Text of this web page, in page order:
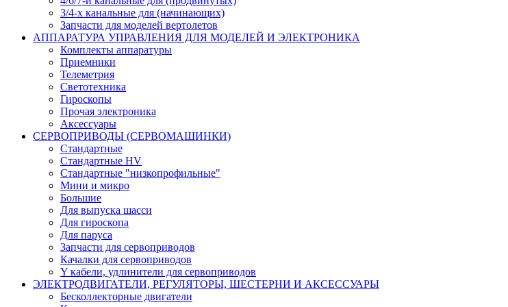
3/4-х канальные для (начинающих)
Запчасти для моделей вертолетов
АППАРАТУРА УПРАВЛЕНИЯ ДЛЯ МОДЕЛЕЙ И ЭЛЕКТРОНИКА
Комплекты аппаратуры
Приемники
Телеметрия
Светотехника
Гироскопы
Прочая электроника
Аксессуары
СЕРВОПРИВОДЫ (СЕРВОМАШИНКИ)
Стандартные
Стандартные HV
Стандартные "низкопрофильные"
Мини и микро
Большие
Для выпуска шасси
Для гироскопа
Для паруса
Запчасти для сервоприводов
Качалки для сервоприводов
Y кабели, удлинители для сервоприводов
ЭЛЕКТРОДВИГАТЕЛИ, РЕГУЛЯТОРЫ, ШЕСТЕРНИ И АКСЕССУАРЫ
Бесколлекторные двигатели